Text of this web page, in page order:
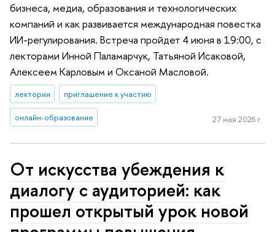
бизнеса, медиа, образования и технологических
компаний и как развивается международная повестка
ИИ-регулирования. Встреча пройдет 4 июня в 19:00, с
лекторами Инной Паламарчук, Татьяной Исаковой,
Алексеем Карловым и Оксаной Масловой.
лектории приглашение к участию
онлайн-образование 27 мая 2026 г.
От искусства убеждения к
диалогу с аудиторией: как
прошел открытый урок новой